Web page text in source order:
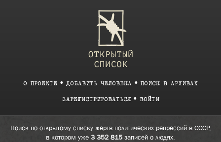
О ПРОЕКТЕ ДОБАВИТЬ ЧЕЛОВЕКА ПОИСК В АРХИВАХ
ЗАРЕГИСТРИРОВАТЬСЯ ВОЙТИ
Поиск по открытому списку жертв политических репрессий в СССР,
в котором уже 3 352 815 записей о людях.